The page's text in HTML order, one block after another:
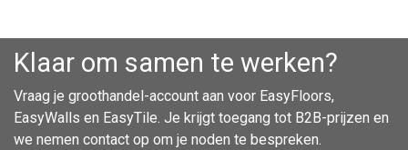
Klaar om samen te werken?
Vraag je groothandel-account aan voor EasyFloors,
EasyWalls en EasyTile. Je krijgt toegang tot B2B-prijzen en
we nemen contact op om je noden te bespreken.